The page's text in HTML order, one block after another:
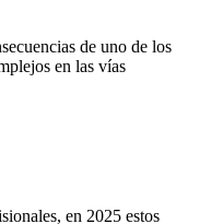
de uno de los
en las vías
en 2025 estos